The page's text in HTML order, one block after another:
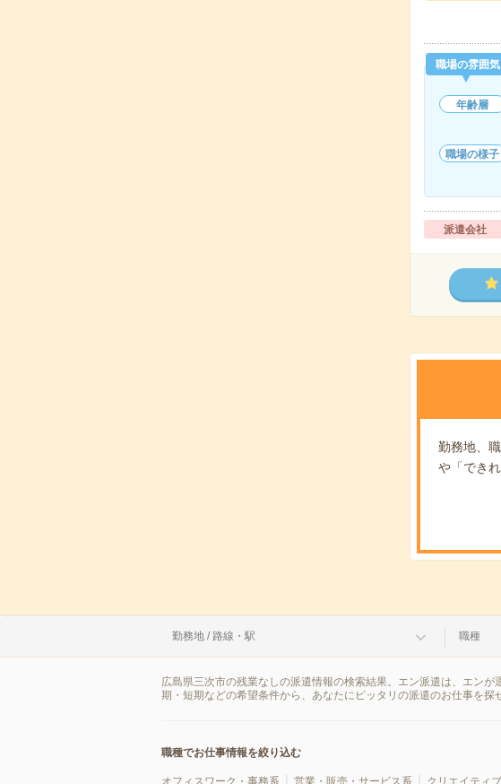
職場の雰囲気
年齢層
職場の様子
派遣会社
勤務地、
や「でき
勤務地 / 路線・駅 職種
広島県三次市の残業なしの派遣情報の検索結果。エン派遣は、エン
期・短期などの希望条件から、あなたにピッタリの派遣のお仕事を探
職種でお仕事情報を絞り込む
オフィスワーク・事務系 営業・販売・サービス系 クリエイティ